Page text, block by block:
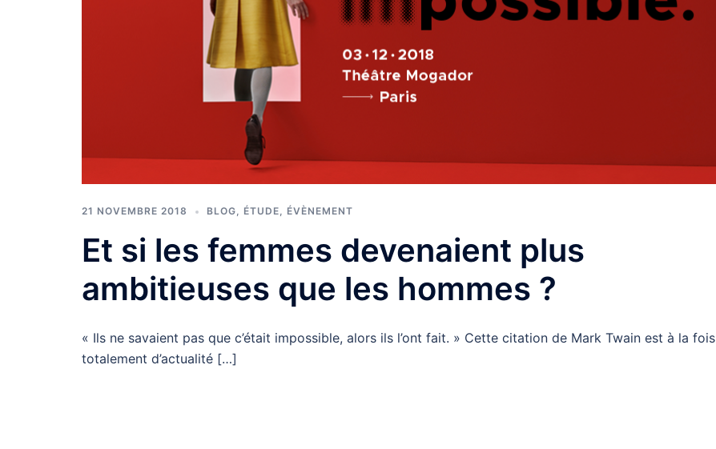
21 NOVEMBRE 2018 BLOG, ÉTUDE, ÉVÈNEMENT
Et si les femmes devenaient plus
ambitieuses que les hommes ?
« Ils ne savaient pas que c’était impossible, alors ils l’ont fait. » Cette citation de Mark Twain est à la fois
totalement d’actualité […]